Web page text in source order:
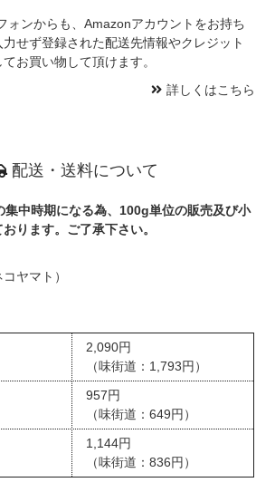
ォンからも、Amazonアカウントをお持ち
せず登録された配送先情報やクレジット
お買い物して頂けます。
詳しくはこちら
配送・送料について
中時期になる為、100g単位の販売及び小
ります。ご了承下さい。
ヤマト）
2,090円
（味街道：1,793円）
957円
（味街道：649円）
1,144円
（味街道：836円）